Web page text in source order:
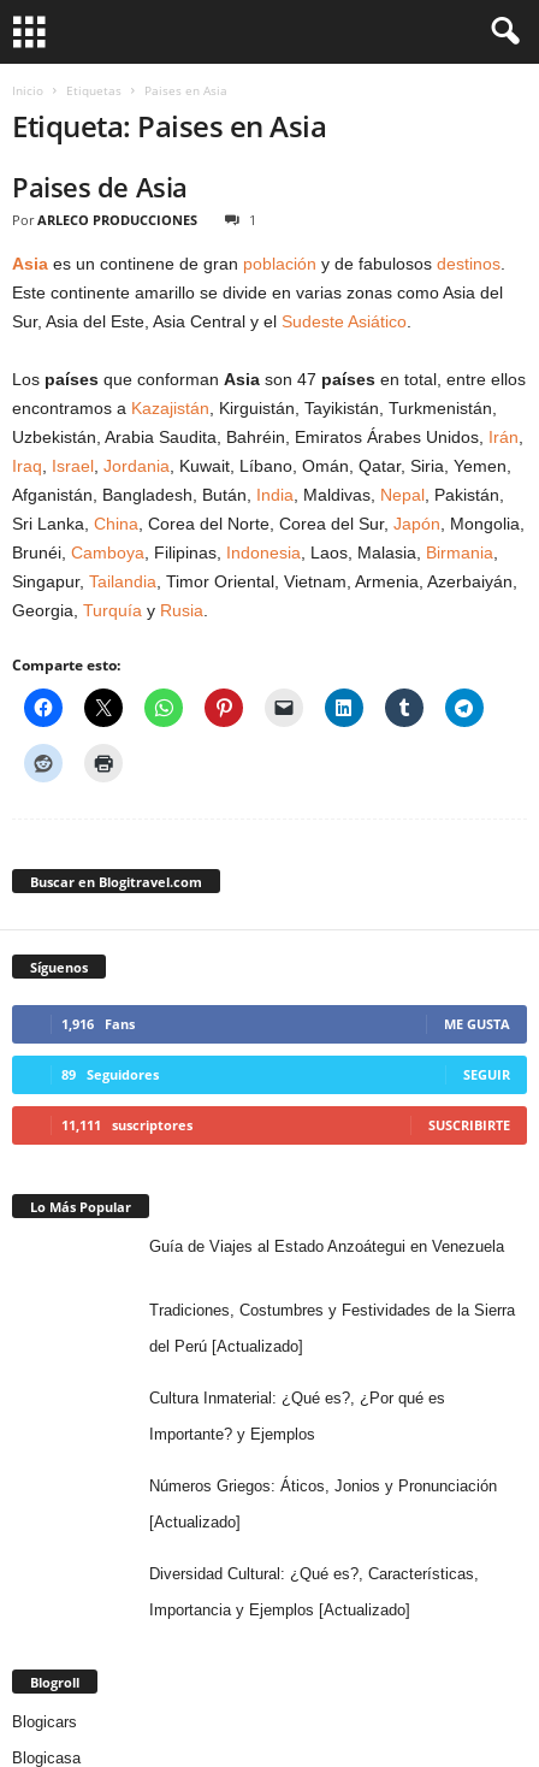
Inicio Etiquetas Paises en Asia
Etiqueta: Paises en Asia
Paises de Asia
Por ARLECO PRODUCCIONES 1
Asia es un continene de gran población y de fabulosos destinos
Este continente amarillo se divide en varias zonas como Asia del
Sur, Asia del Este, Asia Central y el Sudeste Asiático
Los países que conforman Asia son 47 países en total, entre ellos
encontramos a Kazajistán , Kirguistán, Tayikistán, Turkmenistán,
Uzbekistán, Arabia Saudita, Bahréin, Emiratos Árabes Unidos, Irán
Iraq
Israel Jordania , Kuwait, Líbano, Omán, Qatar, Siria, Yemen,
Afganistán, Bangladesh, Bután, India , Maldivas, Nepal , Pakistán,
Sri Lanka, China , Corea del Norte, Corea del Sur, Japón , Mongolia,
Brunéi, Camboya , Filipinas, Indonesia , Laos, Malasia, Birmania
Singapur, Tailandia , Timor Oriental, Vietnam, Armenia, Azerbaiyán,
Georgia, Turquía y Rusia
Comparte esto:
Buscar en Blogitravel.com
Síguenos
1,916 Fans ME GUSTA
89 Seguidores SEGUIR
11,111 suscriptores SUSCRIBIRTE
Lo Más Popular
Guía de Viajes al Estado Anzoátegui en Venezuela
Tradiciones, Costumbres y Festividades de la Sierra
del Perú [Actualizado]
Cultura Inmaterial: ¿Qué es?, ¿Por qué es
Importante? y Ejemplos
Números Griegos: Áticos, Jonios y Pronunciación
[Actualizado]
Diversidad Cultural: ¿Qué es?, Características,
Importancia y Ejemplos [Actualizado]
Blogroll
Blogicars
Blogicasa